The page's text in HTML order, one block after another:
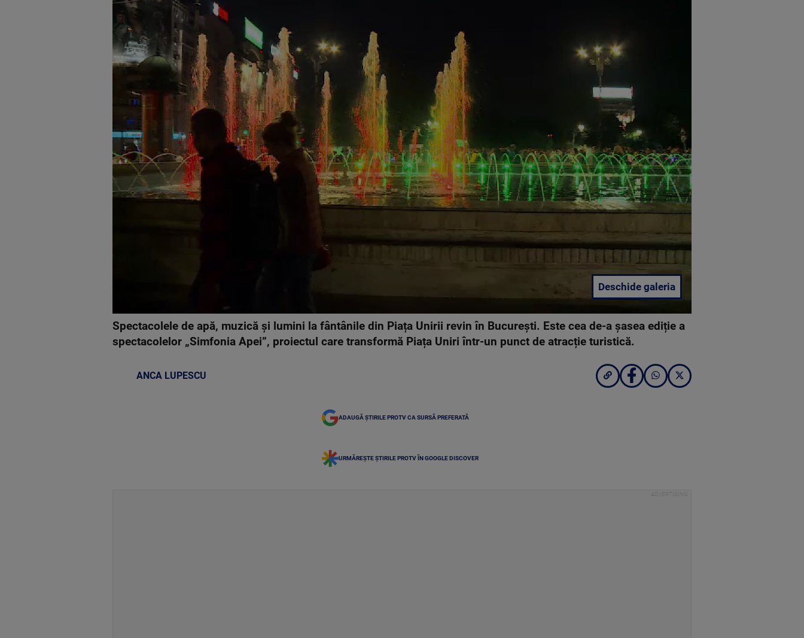
Deschide galeria
Spectacolele de apă, muzică și lumini la fântânile din Piața Unirii revin în București. Este cea de-a șasea ediție a
spectacolelor „Simfonia Apei”, proiectul care transformă Piața Uniri într-un punct de atracție turistică.
ANCA LUPESCU
ADAUGĂ ȘTIRILE PROTV CA SURSĂ PREFERATĂ
URMĂREȘTE ȘTIRILE PROTV ÎN GOOGLE DISCOVER